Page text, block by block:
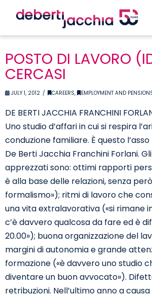
POSTO DI LAVORO
CERCASI
JULY 1, 2012 CAREERS, EMPLOYMENT AND
DE BERTI JACCHIA FRANCHINI
Uno studio d’affari in cui si respira
conduzione familiare. È questo
De Berti Jacchia Franchini Forlani.
apprezzati sono: ottimi rapporti
è alla base delle relazioni, senza
formalismo»); ritmi di lavoro che
una vita extralavorativa («si rimane
c’è davvero qualcosa da fare ed è
20.00»); buona organizzazione del
margini di autonomia e grande
formazione («è davvero uno studio
diventare un buon avvocato»).
retribuzioni. Nell’ultimo anno a